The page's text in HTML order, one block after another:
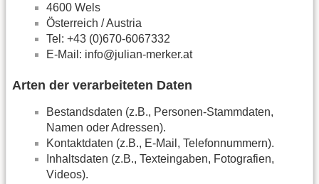
4600 Wels
Österreich / Austria
Tel: +43 (0)670-6067332
E-Mail: info@julian-merker.at
Arten der verarbeiteten Daten
Bestandsdaten (z.B., Personen-Stammdaten,
Namen oder Adressen).
Kontaktdaten (z.B., E-Mail, Telefonnummern).
Inhaltsdaten (z.B., Texteingaben, Fotografien,
Videos).